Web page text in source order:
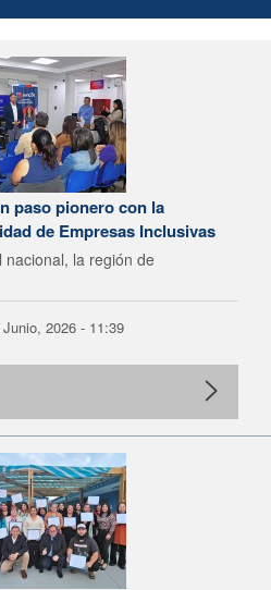
paso pionero con la
de Empresas Inclusivas
la región de
2026 - 11:39